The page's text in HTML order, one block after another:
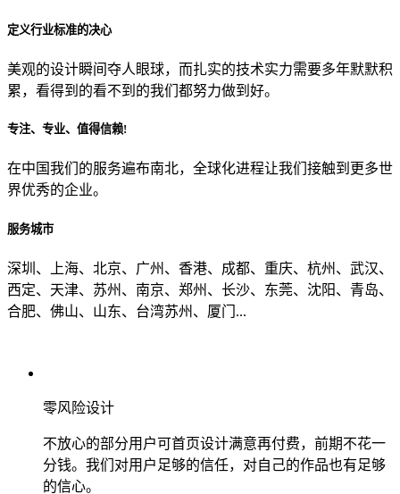
贵公司的团队规模是？
目前主要的营销渠道是？
定义行业标准的决心
美观的设计瞬间夺人眼球，而扎实的技术实力需要多年默默积
累，看得到的看不到的我们都努力做到好。
专注、专业、值得信赖!
在中国我们的服务遍布南北，全球化进程让我们接触到更多世
界优秀的企业。
服务城市
深圳、上海、北京、广州、香港、成都、重庆、杭州、武汉、
西定、天津、苏州、南京、郑州、长沙、东莞、沈阳、青岛、
合肥、佛山、山东、台湾苏州、厦门...
零风险设计
不放心的部分用户可首页设计满意再付费，前期不花一
分钱。我们对用户足够的信任，对自己的作品也有足够
的信心。